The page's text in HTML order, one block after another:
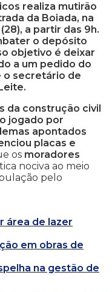
realiza mutirão
da Boiada, na
a partir das 9h.
o depósito
objetivo é deixar
a um pedido do
o secretário de
da construção civil
jogado por
apontados
placas e
os moradores
nociva ao meio
pelo
área de lazer
em obras de
na gestão de